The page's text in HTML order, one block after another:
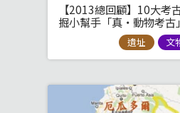
【2013總回顧】10大考
掘小幫手「真‧動物考古」
遺址 文